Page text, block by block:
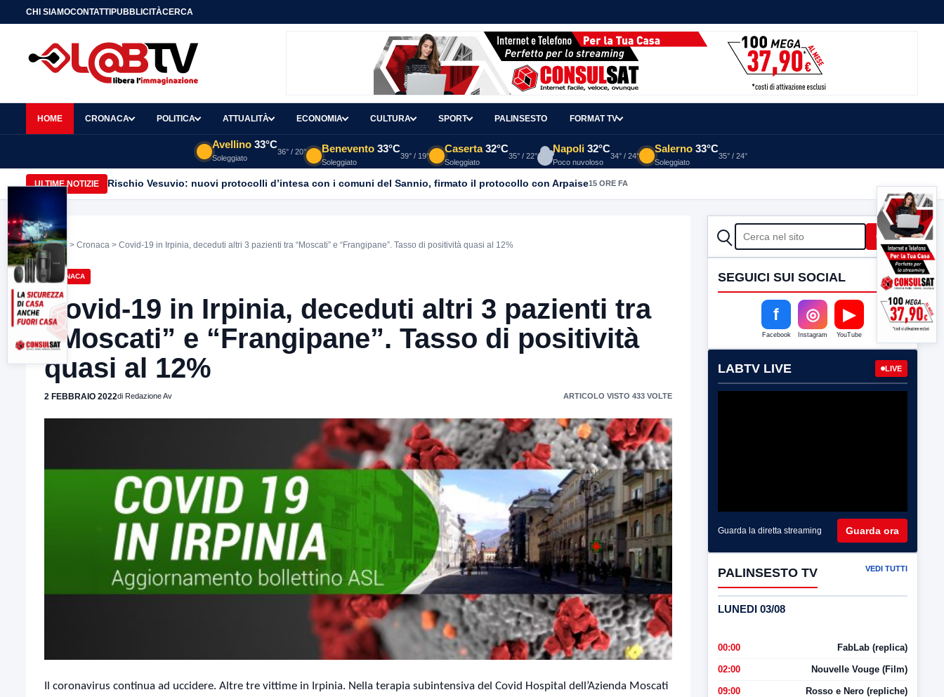
CHI SIAMOCONTATTIPUBBLICITÀCERCA
HOME CRONACA POLITICA ATTUALITÀ ECONOMIA CULTURA SPORT PALINSESTO FORMAT TV
Avellino 33°C
Soleggiato
36° / 20° Benevento 33°C
Soleggiato
39° / 19°
Caserta 32°C
Soleggiato
35° / 22°
Napoli 32°C
Poco nuvoloso
34° / 24°
Salerno 33°C
Soleggiato
35° / 24°
ULTIME NOTIZIE Rischio Vesuvio: nuovi protocolli d’intesa con i comuni del Sannio, firmato il protocollo con Arpaise15 ORE FA
Home > Cronaca > Covid-19 in Irpinia, deceduti altri 3 pazienti tra “Moscati” e “Frangipane”. Tasso di positività quasi al 12%
CRONACA
Covid-19 in Irpinia, deceduti altri 3 pazienti tra
“Moscati” e “Frangipane”. Tasso di positività
quasi al 12%
2 FEBBRAIO 2022di Redazione Av ARTICOLO VISTO 433 VOLTE
Il coronavirus continua ad uccidere. Altre tre vittime in Irpinia. Nella terapia subintensiva del Covid Hospital dell’Azienda Moscati
CERCA Cerca
SEGUICI SUI SOCIAL
f
Facebook
◎
Instagram
▶
YouTube
LABTV LIVE LIVE
Guarda la diretta streaming Guarda ora
PALINSESTO TV VEDI TUTTI
LUNEDI 03/08
00:00 FabLab (replica)
02:00 Nouvelle Vouge (Film)
09:00 Rosso e Nero (repliche)